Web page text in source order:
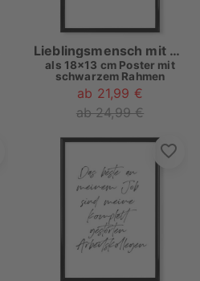
Lieblingsmensch mit Herz I Blau
als 18x13 cm Poster mit
schwarzem Rahmen
ab 21,99 €
ab 24,99 €